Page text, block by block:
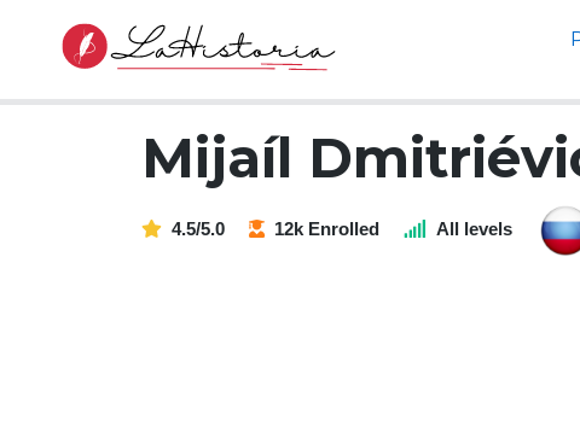
Mijaíl
4.5/5.0 12k Enrolled All levels